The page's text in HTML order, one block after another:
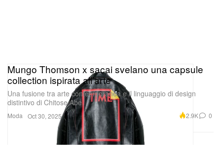
Moda
Mungo Thomson x sacai svelano una capsule
collection ispirata all’arte
Una fusione tra arte contemporanea e il linguaggio di design
distintivo di Chitose Abe.
Oct 30, 2025 2.9K 0